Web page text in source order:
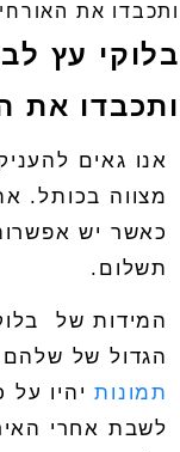
ותכבדו את
בלוקי עץ
ותכבדו את
אנו גאים
מצווה בכותל
כאשר יש
תשלום.
ה מידות של
הגדול של
תמונותיהיו על
לשבת אחרי